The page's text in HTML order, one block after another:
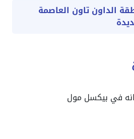
الداون تاون العاصمة
في بيكسل مول